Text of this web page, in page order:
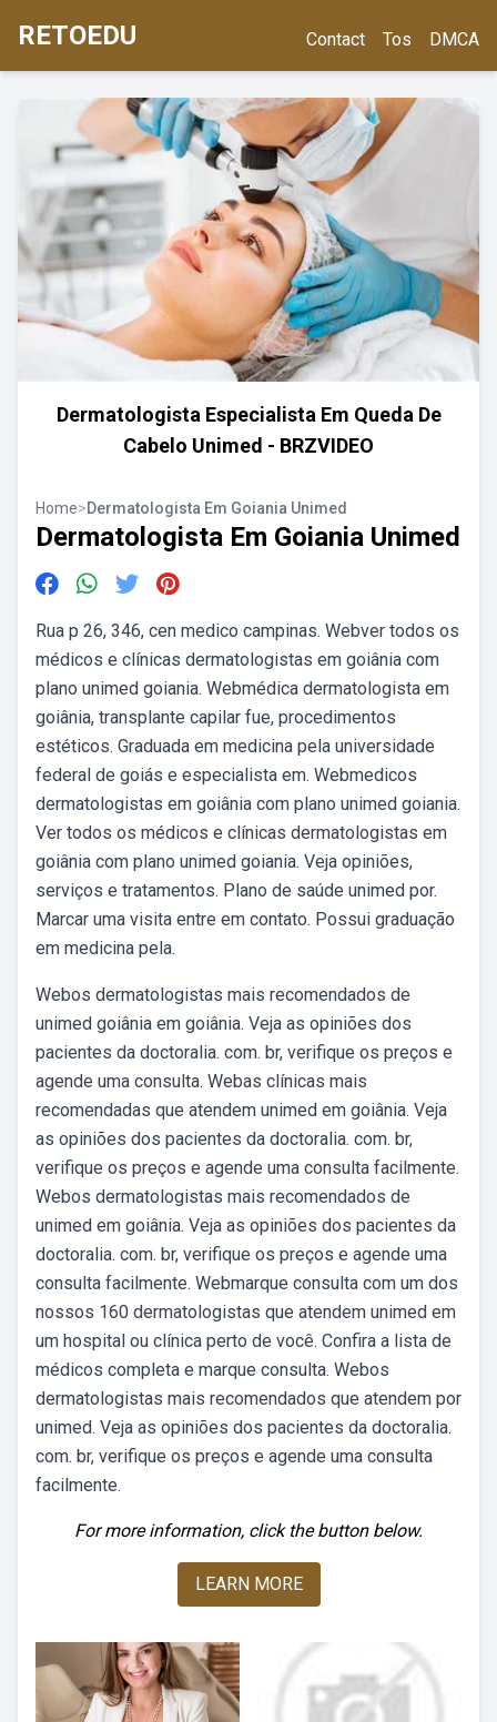
RETOEDU Contact Tos DMCA
Dermatologista Especialista Em Queda De
Cabelo Unimed - BRZVIDEO
Home>Dermatologista Em Goiania Unimed
Dermatologista Em Goiania Unimed
Rua p 26, 346, cen medico campinas. Webver todos os
médicos e clínicas dermatologistas em goiânia com
plano unimed goiania. Webmédica dermatologista em
goiânia, transplante capilar fue, procedimentos
estéticos. Graduada em medicina pela universidade
federal de goiás e especialista em. Webmedicos
dermatologistas em goiânia com plano unimed goiania.
Ver todos os médicos e clínicas dermatologistas em
goiânia com plano unimed goiania. Veja opiniões,
serviços e tratamentos. Plano de saúde unimed por.
Marcar uma visita entre em contato. Possui graduação
em medicina pela.
Webos dermatologistas mais recomendados de
unimed goiânia em goiânia. Veja as opiniões dos
pacientes da doctoralia. com. br, verifique os preços e
agende uma consulta. Webas clínicas mais
recomendadas que atendem unimed em goiânia. Veja
as opiniões dos pacientes da doctoralia. com. br,
verifique os preços e agende uma consulta facilmente.
Webos dermatologistas mais recomendados de
unimed em goiânia. Veja as opiniões dos pacientes da
doctoralia. com. br, verifique os preços e agende uma
consulta facilmente. Webmarque consulta com um dos
nossos 160 dermatologistas que atendem unimed em
um hospital ou clínica perto de você. Confira a lista de
médicos completa e marque consulta. Webos
dermatologistas mais recomendados que atendem por
unimed. Veja as opiniões dos pacientes da doctoralia.
com. br, verifique os preços e agende uma consulta
facilmente.
For more information, click the button below.
LEARN MORE